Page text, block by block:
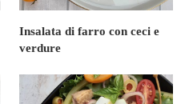
Insalata di farro con ceci e
verdure